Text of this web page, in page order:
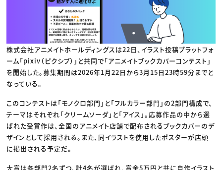
プロフェッショナル×つながる×メディア
株式会社アニメイトホールディングスは22日、イラスト投稿プラットフォ
ーム「pixiv（ピクシブ）」と共同で「アニメイトブックカバーコンテスト」
を開始した。募集期間は2026年1月22日から3月15日23時59分までと
なっている。
このコンテストは「モノクロ部門」と「フルカラー部門」の2部門構成で、
テーマはそれぞれ「クリームソーダ」と「アイス」。応募作品の中から選
ばれた受賞作は、全国のアニメイト店舗で配布されるブックカバーのデ
ザインとして採用される。また、同イラストを使用したポスターが店頭
に掲出される予定だ。
大賞は各部門2名ずつ、計4名が選ばれ、賞金5万円と共に自作イラスト